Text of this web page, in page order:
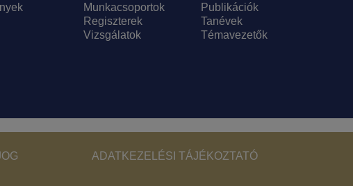
Munkacsoportok
Regiszterek
Vizsgálatok
Publikációk
Tanévek
Témavezetők
Footer - Copyright menu
ADATKEZELÉSI TÁJÉKOZTATÓ